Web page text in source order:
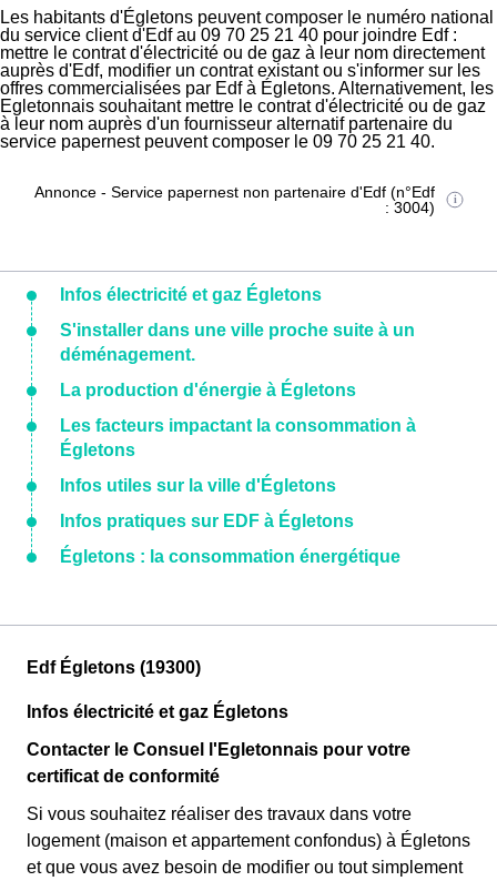
Les habitants d'Égletons peuvent composer le numéro national
du service client d'Edf au 09 70 25 21 40 pour joindre Edf :
mettre le contrat d'électricité ou de gaz à leur nom directement
auprès d'Edf, modifier un contrat existant ou s'informer sur les
offres commercialisées par Edf à Égletons. Alternativement, les
Egletonnais souhaitant mettre le contrat d'électricité ou de gaz
à leur nom auprès d'un fournisseur alternatif partenaire du
service papernest peuvent composer le 09 70 25 21 40.
Annonce - Service papernest non partenaire d'Edf (n°Edf
: 3004)
Infos électricité et gaz Égletons
S'installer dans une ville proche suite à un
déménagement.
La production d'énergie à Égletons
Les facteurs impactant la consommation à
Égletons
Infos utiles sur la ville d'Égletons
Infos pratiques sur EDF à Égletons
Égletons : la consommation énergétique
Edf Égletons (19300)
Infos électricité et gaz Égletons
Contacter le Consuel l'Egletonnais pour votre
certificat de conformité
Si vous souhaitez réaliser des travaux dans votre
logement (maison et appartement confondus) à Égletons
et que vous avez besoin de modifier ou tout simplement